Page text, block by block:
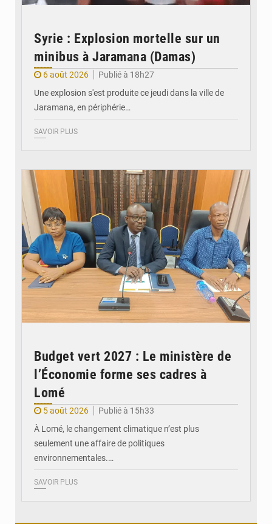
Syrie : Explosion mortelle sur un
minibus à Jaramana (Damas)
6 août 2026
Publié à 18h27
Une explosion s'est produite ce jeudi dans la ville de
Jaramana, en périphérie…
SAVOIR PLUS
Budget vert 2027 : Le ministère de
l’Économie forme ses cadres à
Lomé
5 août 2026
Publié à 15h33
À Lomé, le changement climatique n’est plus
seulement une affaire de politiques
environnementales.…
SAVOIR PLUS